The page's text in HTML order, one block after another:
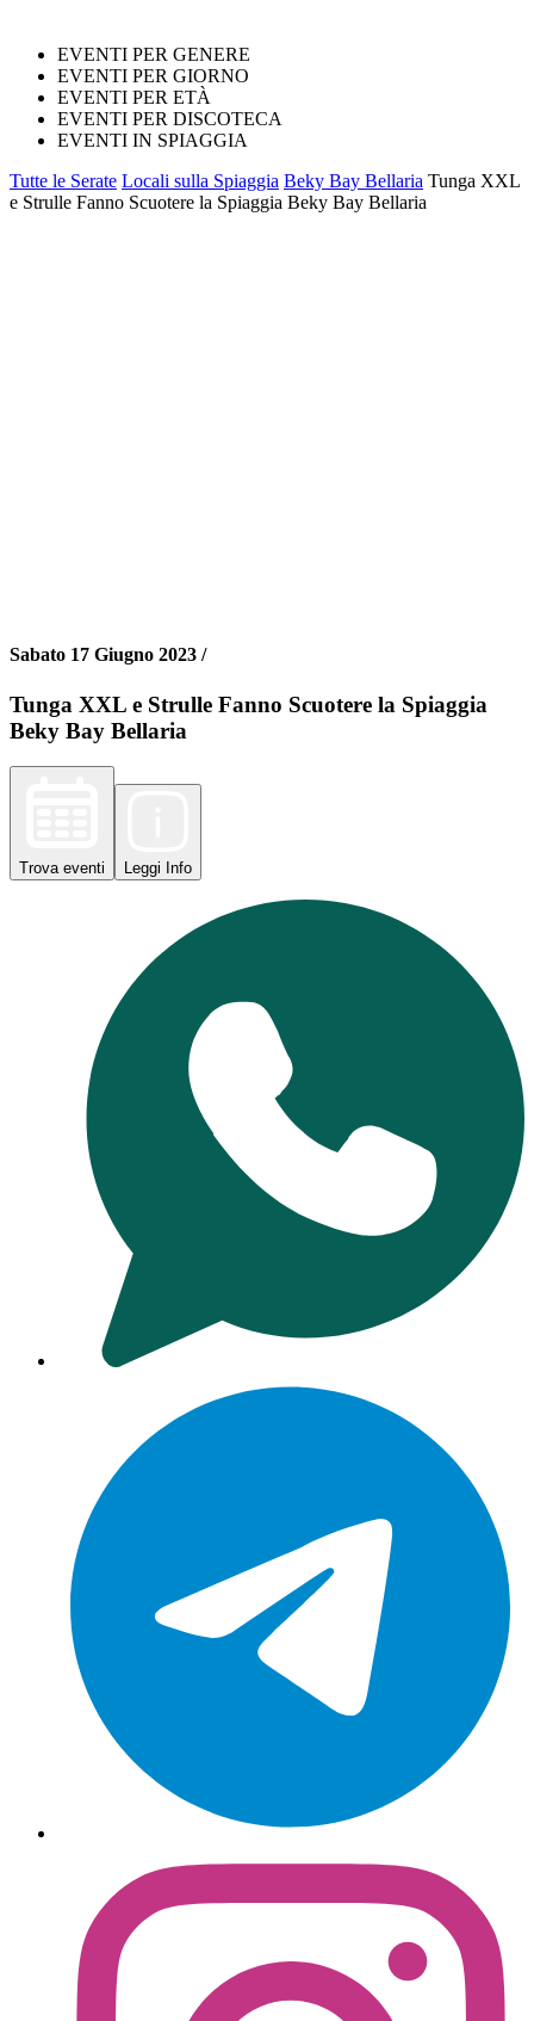
EVENTI PER GENERE
EVENTI PER GIORNO
EVENTI PER ETÀ
EVENTI PER DISCOTECA
EVENTI IN SPIAGGIA
Tutte le Serate Locali sulla Spiaggia Beky Bay Bellaria Tunga XXL
e Strulle Fanno Scuotere la Spiaggia Beky Bay Bellaria
Sabato 17 Giugno 2023 /
Tunga XXL e Strulle Fanno Scuotere la Spiaggia
Beky Bay Bellaria
Trova eventi Leggi Info